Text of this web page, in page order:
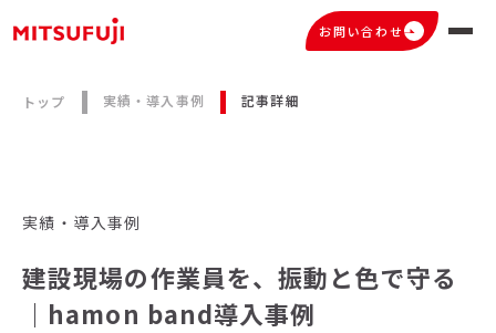
お問い合わせ
トップ 実績・導入事例 記事詳細
実績・導入事例
建設現場の作業員を、振動と色で守る
｜hamon band導入事例